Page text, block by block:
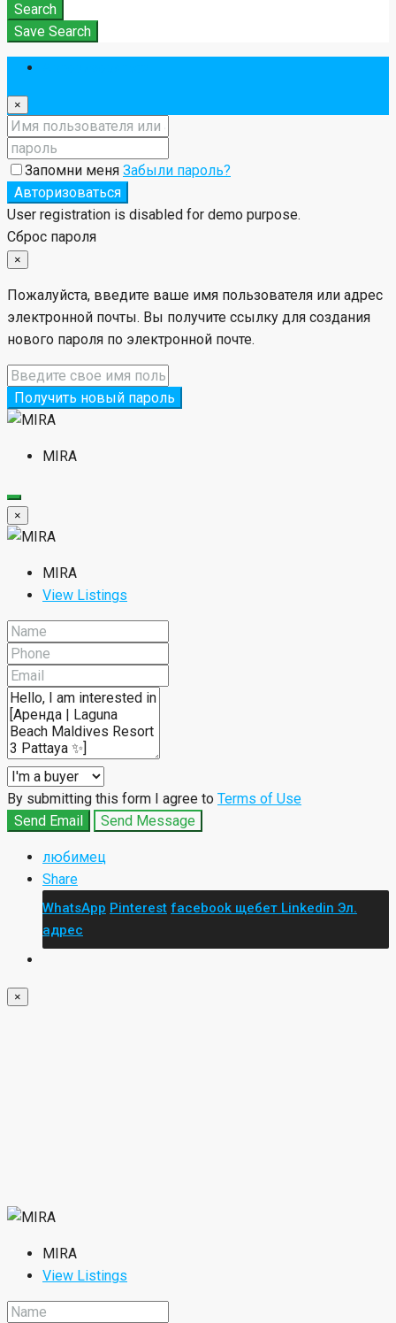
Search
Save Search
×
Запомни меня Забыли пароль?
Авторизоваться
User registration is disabled for demo purpose.
Сброс пароля
×
Пожалуйста, введите ваше имя пользователя или адрес
электронной почты. Вы получите ссылку для создания
нового пароля по электронной почте.
Получить новый пароль
MIRA
×
MIRA
View Listings
By submitting this form I agree to Terms of Use
Send Email
Send Message
любимец
Share
WhatsApp Pinterest facebook щебет Linkedin Эл.
адрес
×
MIRA
View Listings